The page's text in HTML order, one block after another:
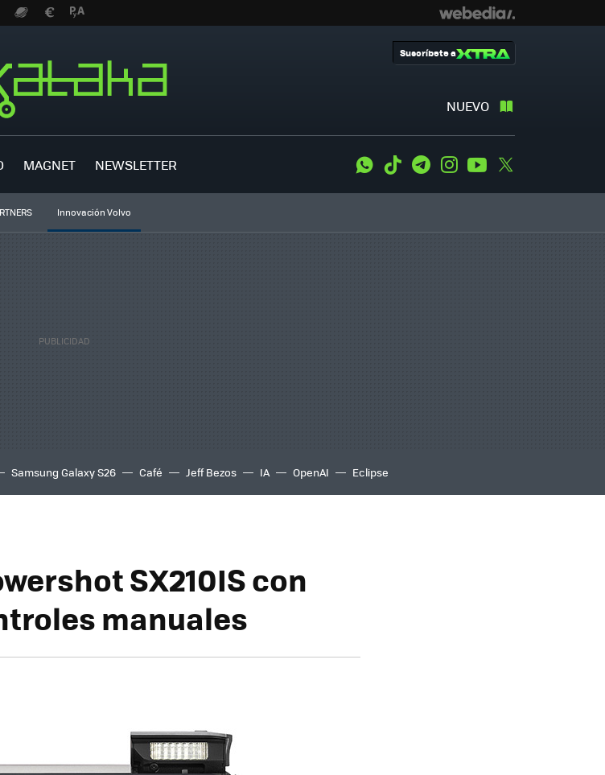
NUEVO
Suscríbete a
MAGNET NEWSLETTER WhatsApp
Tiktok TelegramInstagramYoutube
Innovación Volvo
Samsung Galaxy S26 Café Jeff Bezos IA OpenAI Eclipse
SX210IS con
manuales